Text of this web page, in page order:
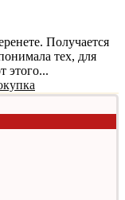
Получается
тех, для
этого...